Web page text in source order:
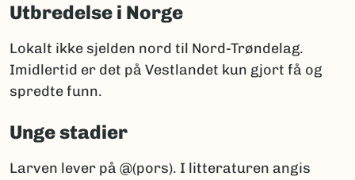
Utbredelse i Norge
Lokalt ikke sjelden nord til Nord-Trøndelag.
Imidlertid er det på Vestlandet kun gjort få og
spredte funn.
Unge stadier
Larven lever på @(pors). I litteraturen angis